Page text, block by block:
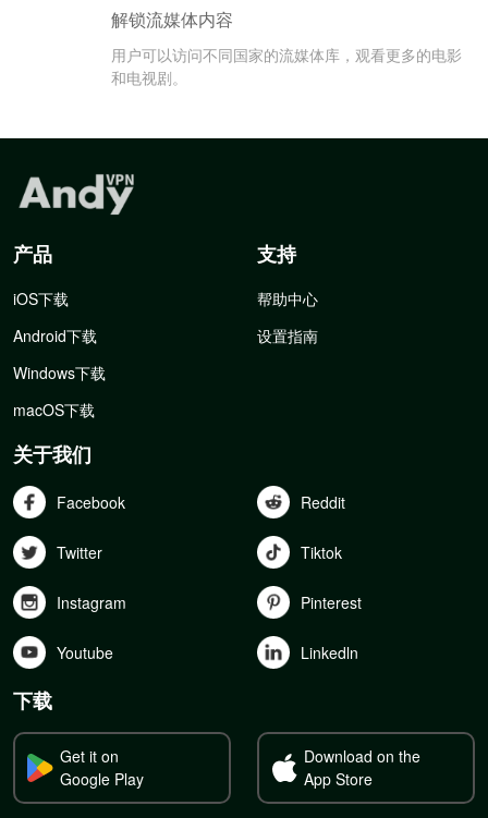
解锁流媒体内容
用户可以访问不同国家的流媒体库，观看更多的电影
和电视剧。
产品
iOS下载
Android下载
Windows下载
macOS下载
支持
帮助中心
设置指南
关于我们
Facebook Reddit
Twitter Tiktok
Instagram Pinterest
Youtube Linkedln
下载
Get it on
Google Play
Download on the
App Store